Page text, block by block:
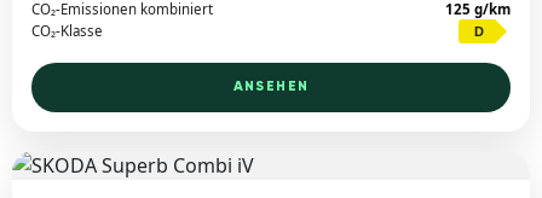
CO₂-Emissionen kombiniert
125 g/km
CO₂-Klasse
D
ANSEHEN